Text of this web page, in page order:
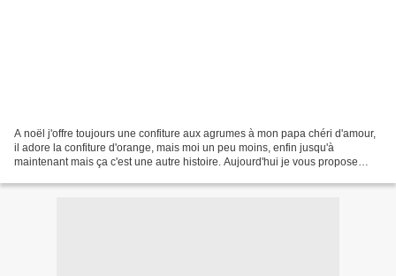
A noël j'offre toujours une confiture aux agrumes à mon papa chéri d'amour,
il adore la confiture d'orange, mais moi un peu moins, enfin jusqu'à
maintenant mais ça c'est une autre histoire. Aujourd'hui je vous propose